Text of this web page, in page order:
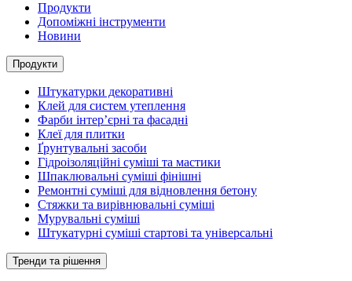
Продукти
Допоміжні інструменти
Новини
Продукти
Штукатурки декоративні
Клей для систем утеплення
Фарби інтер’єрні та фасадні
Клеї для плитки
Ґрунтувальні засоби
Гідроізоляційні суміші та мастики
Шпаклювальні суміші фінішні
Ремонтні суміші для відновлення бетону
Стяжки та вирівнювальні суміші
Мурувальні суміші
Штукатурні суміші стартові та універсальні
Тренди та рішення